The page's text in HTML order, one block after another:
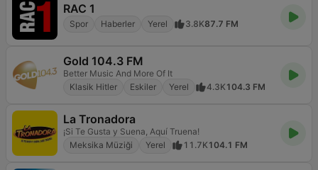
RAC 1
Spor Haberler Yerel 3.8K87.7 FM
Gold 104.3 FM
Better Music And More Of It
Klasik Hitler
Eskiler Yerel 4.3K104.3 FM
La Tronadora
¡Si Te Gusta y Suena, Aquí Truena!
Meksika Müziği
Yerel 11.7K104.1 FM